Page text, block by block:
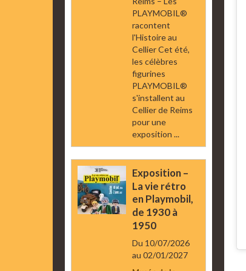
PLAYMOBIL®
racontent
l'Histoire au
Cellier Cet été,
les célèbres
figurines
PLAYMOBIL®
s'installent au
Cellier de Reims
pour une
exposition ...
Exposition –
La vie rétro
en Playmobil,
de 1930 à
1950
Du 10/07/2026
au 02/01/2027